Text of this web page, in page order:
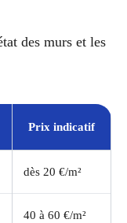
des murs et les
Prix indicatif
dès 20 €/m²
40 à 60 €/m²